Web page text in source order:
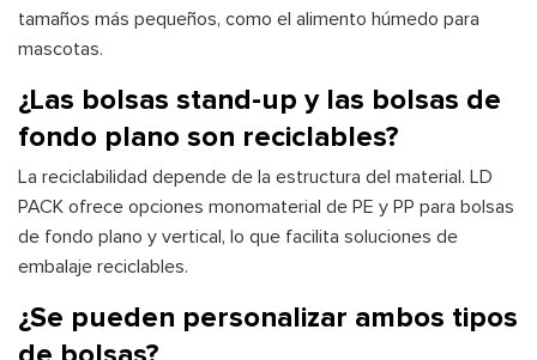
tamaños más pequeños, como el alimento húmedo para
mascotas.
¿Las bolsas stand-up y las bolsas de
fondo plano son reciclables?
La reciclabilidad depende de la estructura del material. LD
PACK ofrece opciones monomaterial de PE y PP para bolsas
de fondo plano y vertical, lo que facilita soluciones de
embalaje reciclables.
¿Se pueden personalizar ambos tipos